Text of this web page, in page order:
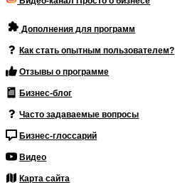
Дополнения для программ
Как стать опытным пользователем?
Отзывы о программе
Бизнес-блог
Часто задаваемые вопросы
Бизнес-глоссарий
Видео
Карта сайта